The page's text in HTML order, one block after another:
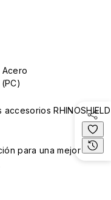
RHINOSHIELD
para una mejor